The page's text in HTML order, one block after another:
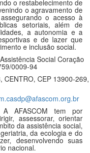
o restabelecimento de
o agravamento de
o acesso à
setoriais, além de
a autonomia e a
e de lazer que
e inclusão social.
Social Coração
0009-94
CENTRO, CEP 13900-269,
AFASCOM tem por
assessorar, orientar
da assistência social,
da ecologia e do
desenvolvendo suas
nacional.